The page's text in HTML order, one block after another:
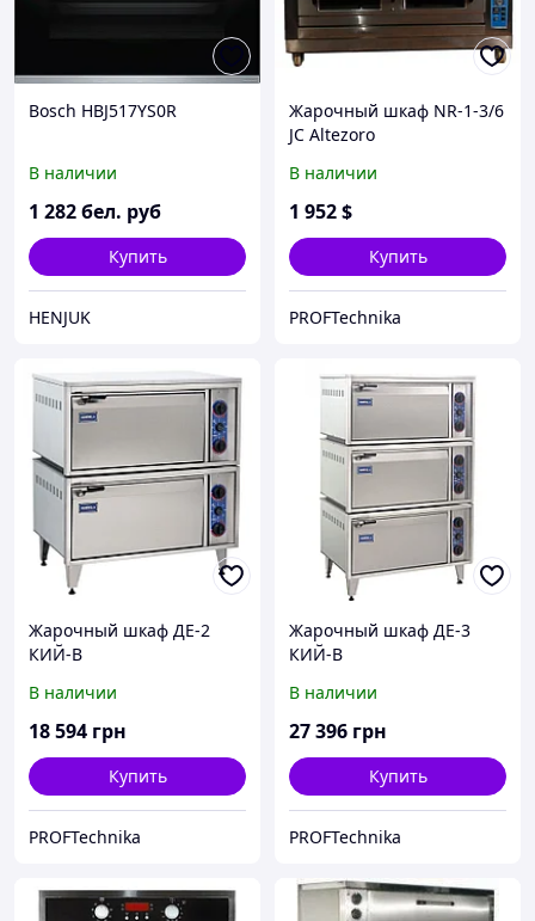
Bosch HBJ517YS0R
В наличии
1 282бел. руб
Купить
HENJUK
Жарочный шкаф NR-1-3/6
JC Altezoro
В наличии
1 952$
Купить
PROFTechnika
Жарочный шкаф ДЕ-2
КИЙ-В
В наличии
18 594 грн
Купить
PROFTechnika
Жарочный шкаф ДЕ-3
КИЙ-В
В наличии
27 396 грн
Купить
PROFTechnika